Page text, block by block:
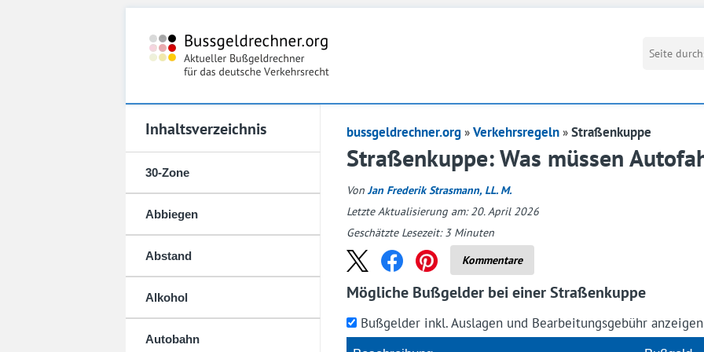
Inhaltsverzeichnis
30-Zone
Abbiegen
Abstand
Alkohol
Autobahn
bussgeldrechner.org Verkehrsregeln Straßenkuppe
Straßenkuppe: Was müssen
Von Jan Frederik Strasmann, LL. M.
Letzte Aktualisierung am: 20. April 2026
Geschätzte Lesezeit:3 Minuten
Kommentare
Mögliche Bußgelder bei einer Straßenkuppe
Bußgelder inkl. Auslagen und Bearbeitungsgebühr